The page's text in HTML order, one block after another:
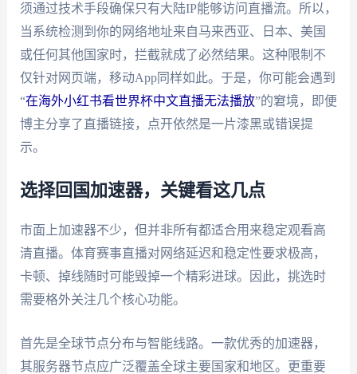
须通过技术手段确保只有大陆IP能够访问直播流。所以，
当系统检测到你的网络地址来自马来西亚、日本、美国
或任何其他国家时，拦截就成了必然结果。这种限制不
仅针对网页端，移动App同样如此。于是，你可能会遇到
“在海外小红书看世界杯中文直播无法播放”的窘境，即便
博主分享了直播链接，点开依然是一片漆黑或错误提
示。
选择回国加速器，关键看这几点
市面上加速器不少，但并非所有都适合用来稳定观看高
清直播。体育赛事直播对网络延迟和稳定性要求极高，
卡顿、掉线随时可能毁掉一个精彩进球。因此，挑选时
需要格外关注几个核心功能。
首先是全球节点分布与智能线路。一款优秀的加速器，
其服务器节点应广泛覆盖全球主要国家和地区。更重要